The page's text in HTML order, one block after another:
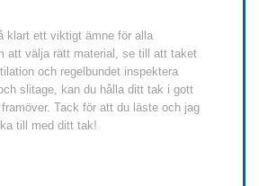
klart ett viktigt ämne för alla
att välja rätt material, se till att taket
och regelbundet inspektera
slitage, kan du hålla ditt tak i gott
Tack för att du läste och jag
till med ditt tak!